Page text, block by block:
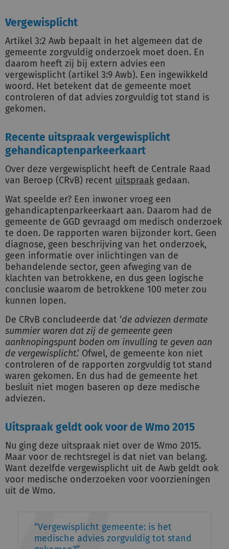
Vergewisplicht
Artikel 3:2 Awb bepaalt in het algemeen dat de
gemeente zorgvuldig onderzoek moet doen. En
daarom heeft zij bij extern advies een
vergewisplicht (artikel 3:9 Awb). Een ingewikkeld
woord. Het betekent dat de gemeente moet
controleren of dat advies zorgvuldig tot stand is
gekomen.
Recente uitspraak vergewisplicht
gehandicaptenparkeerkaart
Over deze vergewisplicht heeft de Centrale Raad
van Beroep (CRvB) recent uitspraak gedaan.
Wat speelde er? Een inwoner vroeg een
gehandicaptenparkeerkaart aan. Daarom had de
gemeente de GGD gevraagd om medisch onderzoek
te doen. De rapporten waren bijzonder kort. Geen
diagnose, geen beschrijving van het onderzoek,
geen informatie over inlichtingen van de
behandelende sector, geen afweging van de
klachten van betrokkene, en dus geen logische
conclusie waarom de betrokkene 100 meter zou
kunnen lopen.
De CRvB concludeerde dat ‘de adviezen dermate
summier waren dat zij de gemeente geen
aanknopingspunt boden om invulling te geven aan
de vergewisplicht.’ Ofwel, de gemeente kon niet
controleren of de rapporten zorgvuldig tot stand
waren gekomen. En dus had de gemeente het
besluit niet mogen baseren op deze medische
adviezen.
Uitspraak geldt ook voor de Wmo 2015
Nu ging deze uitspraak niet over de Wmo 2015.
Maar voor de rechtsregel is dat niet van belang.
Want dezelfde vergewisplicht uit de Awb geldt ook
voor medische onderzoeken voor voorzieningen
uit de Wmo.
Vergewisplicht gemeente: is het
medische advies zorgvuldig tot stand